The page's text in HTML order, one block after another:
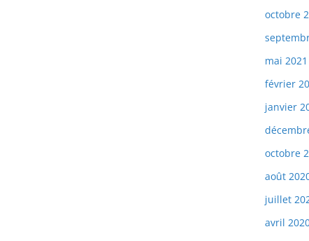
octobre
mai 2021
février
janvier
octobre
août
juillet
avril